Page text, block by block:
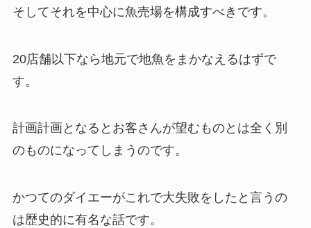
そしてそれを中心に魚売場を構成すべきです。
20店舗以下なら地元で地魚をまかなえるはずで
す。
計画計画となるとお客さんが望むものとは全く別
のものになってしまうのです。
かつてのダイエーがこれで大失敗をしたと言うの
は歴史的に有名な話です。